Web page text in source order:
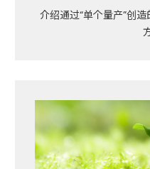
介绍通过“单个量产”创